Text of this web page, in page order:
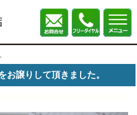
お譲りして頂きました。